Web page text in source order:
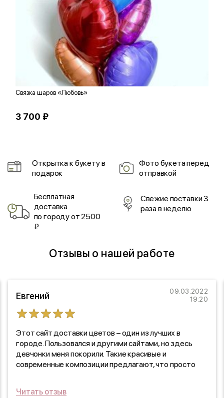
Связка шаров «Любовь»
3 700 ₽
Открытка к букету в
подарок
Фото букета перед
отправкой
Бесплатная
доставка
по городу от 2500
₽
Свежие поставки 3
раза в неделю
Отзывы о нашей работе
Евгений
09.03.2022
19:20
Этот сайт доставки цветов – один из лучших в
городе. Пользовался и другими сайтами, но здесь
девчонки меня покорили. Такие красивые и
современные композиции предлагают, что просто
Читать отзыв